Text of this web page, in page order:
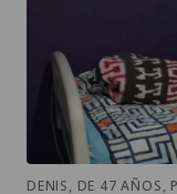
DENIS, DE 47 AÑOS,